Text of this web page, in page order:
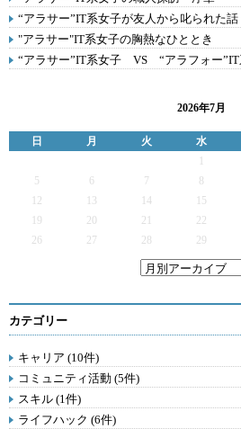
“アラサー”IT系女子が友人から叱られた話
"アラサー"IT系女子の胸熱なひととき
“アラサー”IT系女子 VS “アラフォー”IT
2026年7月
日 月 火 水
5
6 7
12
13 14 15
19
20 21 22
26
27 28 29
カテゴリー
キャリア (10件)
コミュニティ活動 (5件)
スキル (1件)
ライフハック (6件)